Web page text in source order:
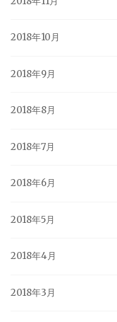
2018年10月
2018年9月
2018年8月
2018年7月
2018年6月
2018年5月
2018年4月
2018年3月